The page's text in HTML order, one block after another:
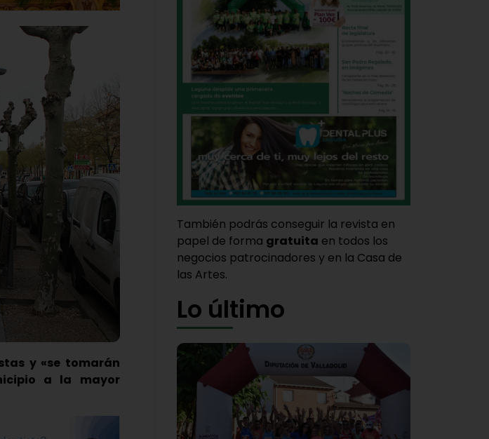
y «se tomarán
a la mayor
También podrás conseguir la revista en
papel de forma gratuita en todos los
negocios patrocinadores y en la Casa de
las Artes.
Lo último